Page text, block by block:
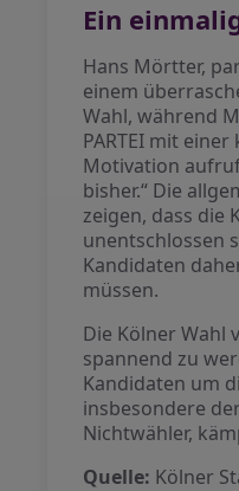
Ein
Hans Mörtter,
einem
Wahl, während
PARTEI mit
Motivation
bisher.“ Die
zeigen, dass die
unentschlossen
Kandidaten
müssen.
Die Kölner Wahl
spannend zu
Kandidaten um
insbesondere
Nichtwähler,
Quelle: Kölner